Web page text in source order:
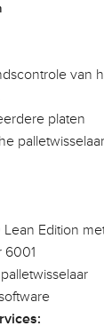
van
platen
palletwisselaar
Lean Edition
6001